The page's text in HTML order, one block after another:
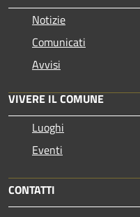
Notizie
Comunicati
Avvisi
VIVERE IL COMUNE
Luoghi
Eventi
CONTATTI